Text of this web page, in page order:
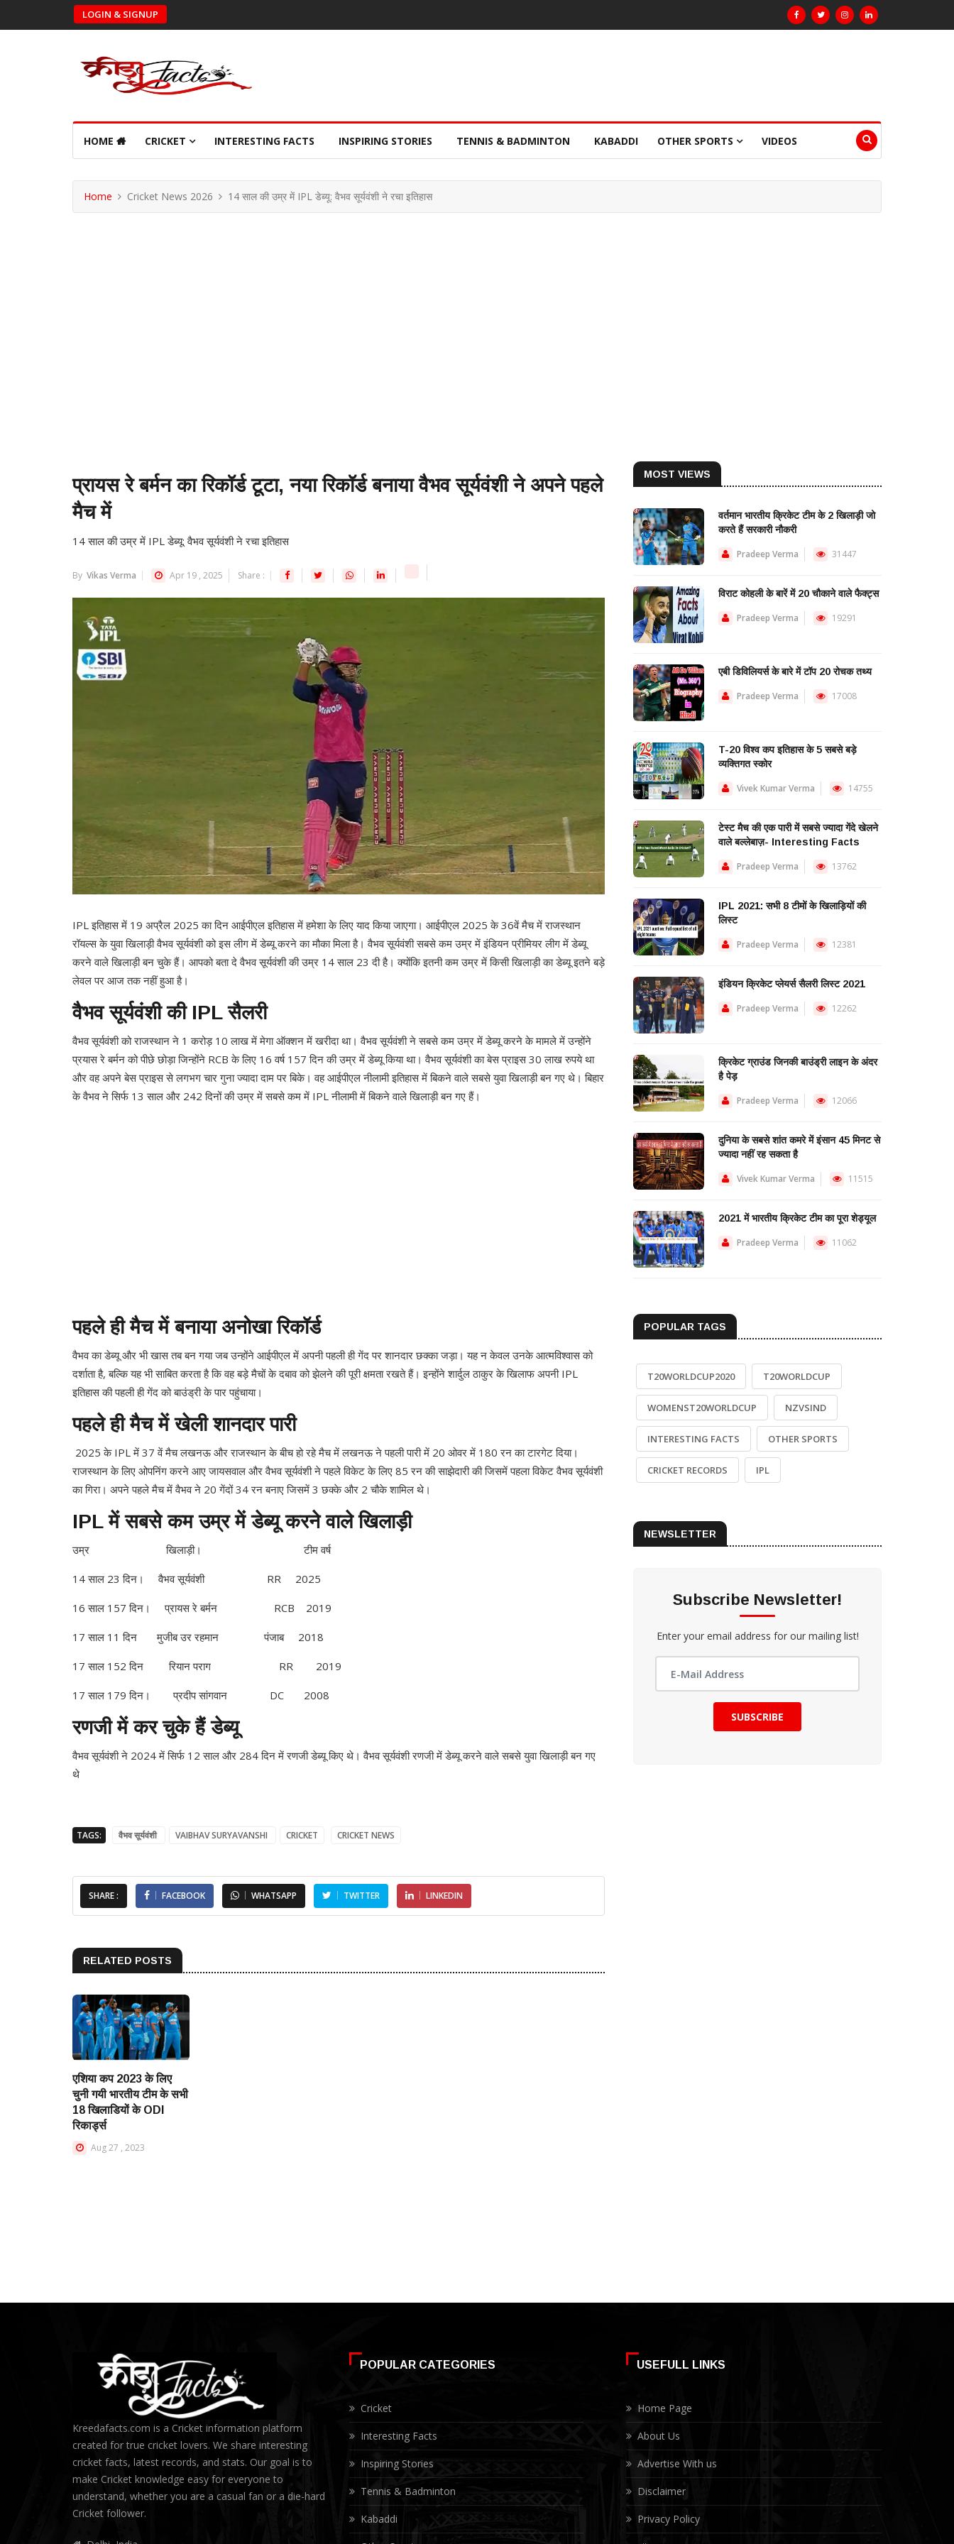
LOGIN & SIGNUP
HOME CRICKET INTERESTING FACTS INSPIRING STORIES TENNIS & BADMINTON KABADDI OTHER SPORTS VIDEOS
Home Cricket News 2026 14 साल की उम्र में IPL डेब्यू: वैभव सूर्यवंशी ने रचा इतिहास
प्रायस रे बर्मन का रिकॉर्ड टूटा, नया रिकॉर्ड बनाया वैभव सूर्यवंशी ने अपने पहले
मैच में
14 साल की उम्र में IPL डेब्यू: वैभव सूर्यवंशी ने रचा इतिहास
By Vikas Verma Apr 19 , 2025 Share :
IPL इतिहास में 19 अप्रैल 2025 का दिन आईपीएल इतिहास में हमेशा के लिए याद किया जाएगा। आईपीएल 2025 के 36वें मैच में राजस्थान
रॉयल्स के युवा खिलाड़ी वैभव सूर्यवंशी को इस लीग में डेब्यू करने का मौका मिला है। वैभव सूर्यवंशी सबसे कम उम्र में इंडियन प्रीमियर लीग में डेब्यू
करने वाले खिलाड़ी बन चुके हैं। आपको बता दे वैभव सूर्यवंशी की उम्र 14 साल 23 दी है। क्योंकि इतनी कम उम्र में किसी खिलाड़ी का डेब्यू इतने बड़े
लेवल पर आज तक नहीं हुआ है।
वैभव सूर्यवंशी की IPL सैलरी
वैभव सूर्यवंशी को राजस्थान ने 1 करोड़ 10 लाख में मेगा ऑक्शन में खरीदा था। वैभव सूर्यवंशी ने सबसे कम उम्र में डेब्यू करने के मामले में उन्होंने
प्रयास रे बर्मन को पीछे छोड़ा जिन्होंने RCB के लिए 16 वर्ष 157 दिन की उम्र में डेब्यू किया था। वैभव सूर्यवंशी का बेस प्राइस 30 लाख रुपये था
और वह अपने बेस प्राइस से लगभग चार गुना ज्यादा दाम पर बिके। वह आईपीएल नीलामी इतिहास में बिकने वाले सबसे युवा खिलाड़ी बन गए थे। बिहार
के वैभव ने सिर्फ 13 साल और 242 दिनों की उम्र में सबसे कम में IPL नीलामी में बिकने वाले खिलाड़ी बन गए हैं।
पहले ही मैच में बनाया अनोखा रिकॉर्ड
वैभव का डेब्यू और भी खास तब बन गया जब उन्होंने आईपीएल में अपनी पहली ही गेंद पर शानदार छक्का जड़ा। यह न केवल उनके आत्मविश्वास को
दर्शाता है, बल्कि यह भी साबित करता है कि वह बड़े मैचों के दबाव को झेलने की पूरी क्षमता रखते हैं। इन्होंने शार्दुल ठाकुर के खिलाफ अपनी IPL
इतिहास की पहली ही गेंद को बाउंड्री के पार पहुंचाया।
पहले ही मैच में खेली शानदार पारी
2025 के IPL में 37 वें मैच लखनऊ और राजस्थान के बीच हो रहे मैच में लखनऊ ने पहली पारी में 20 ओवर में 180 रन का टारगेट दिया।
राजस्थान के लिए ओपनिंग करने आए जायसवाल और वैभव सूर्यवंशी ने पहले विकेट के लिए 85 रन की साझेदारी की जिसमें पहला विकेट वैभव सूर्यवंशी
का गिरा। अपने पहले मैच में वैभव ने 20 गेंदों 34 रन बनाए जिसमें 3 छक्के और 2 चौके शामिल थे।
IPL में सबसे कम उम्र में डेब्यू करने वाले खिलाड़ी
उम्र खिलाड़ी। टीम वर्ष
14 साल 23 दिन। वैभव सूर्यवंशी RR 2025
16 साल 157 दिन। प्रायस रे बर्मन RCB 2019
17 साल 11 दिन मुजीब उर रहमान पंजाब 2018
17 साल 152 दिन रियान पराग RR 2019
17 साल 179 दिन। प्रदीप सांगवान DC 2008
रणजी में कर चुके हैं डेब्यू
वैभव सूर्यवंशी ने 2024 में सिर्फ 12 साल और 284 दिन में रणजी डेब्यू किए थे। वैभव सूर्यवंशी रणजी में डेब्यू करने वाले सबसे युवा खिलाड़ी बन गए
थे
TAGS: वैभव सूर्यवंशी VAIBHAV SURYAVANSHI CRICKET CRICKET NEWS
SHARE : FACEBOOK WHATSAPP TWITTER LINKEDIN
RELATED POSTS
एशिया कप 2023 के लिए
चुनी गयी भारतीय टीम के सभी
18 खिलाडियों के ODI
रिकार्ड्स
Aug 27 , 2023
MOST VIEWS
वर्तमान भारतीय क्रिकेट टीम के 2 खिलाड़ी जो
करते हैं सरकारी नौकरी
Pradeep Verma 31447
विराट कोहली के बारें में 20 चौकाने वाले फैक्ट्स
Pradeep Verma 19291
एबी डिविलियर्स के बारे में टॉप 20 रोचक तथ्य
Pradeep Verma 17008
T-20 विश्व कप इतिहास के 5 सबसे बड़े
व्यक्तिगत स्कोर
Vivek Kumar Verma 14755
टेस्ट मैच की एक पारी में सबसे ज्यादा गेंदे खेलने
वाले बल्लेबाज़- Interesting Facts
Pradeep Verma 13762
IPL 2021: सभी 8 टीमों के खिलाड़ियों की
लिस्ट
Pradeep Verma 12381
इंडियन क्रिकेट प्लेयर्स सैलरी लिस्ट 2021
Pradeep Verma 12262
क्रिकेट ग्राउंड जिनकी बाउंड्री लाइन के अंदर
है पेड़
Pradeep Verma 12066
दुनिया के सबसे शांत कमरे में इंसान 45 मिनट से
ज्यादा नहीं रह सकता है
Vivek Kumar Verma 11515
2021 में भारतीय क्रिकेट टीम का पूरा शेड्यूल
Pradeep Verma 11062
POPULAR TAGS
T20WORLDCUP2020 T20WORLDCUP
WOMENST20WORLDCUP NZVSIND
INTERESTING FACTS OTHER SPORTS
CRICKET RECORDS IPL
NEWSLETTER
Subscribe Newsletter!
Enter your email address for our mailing list!
SUBSCRIBE
Kreedafacts.com is a Cricket information platform
created for true cricket lovers. We share interesting
cricket facts, latest records, and stats. Our goal is to
make Cricket knowledge easy for everyone to
understand, whether you are a casual fan or a die-hard
Cricket follower.
POPULAR CATEGORIES
Cricket
Interesting Facts
Inspiring Stories
Tennis & Badminton
Kabaddi
USEFULL LINKS
Home Page
About Us
Advertise With us
Disclaimer
Privacy Policy